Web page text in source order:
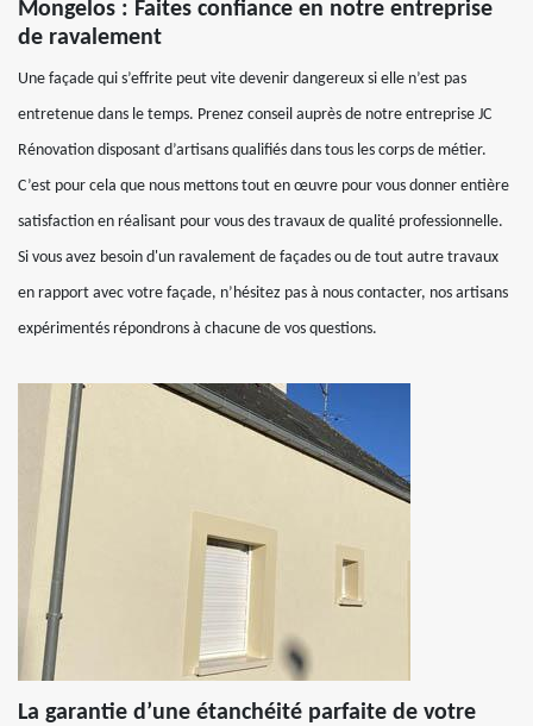
Mongelos : Faites confiance en notre entreprise
de ravalement
Une façade qui s’effrite peut vite devenir dangereux si elle n’est pas
entretenue dans le temps. Prenez conseil auprès de notre entreprise JC
Rénovation disposant d’artisans qualifiés dans tous les corps de métier.
C’est pour cela que nous mettons tout en œuvre pour vous donner entière
satisfaction en réalisant pour vous des travaux de qualité professionnelle.
Si vous avez besoin d'un ravalement de façades ou de tout autre travaux
en rapport avec votre façade, n’hésitez pas à nous contacter, nos artisans
expérimentés répondrons à chacune de vos questions.
La garantie d’une étanchéité parfaite de votre